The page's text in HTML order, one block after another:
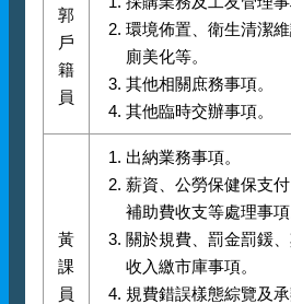
郭
戶
籍
員
環境佈置、衛生清潔
廁美化等。
其他相關庶務事項。
其他臨時交辦事項。
黃
課
員
出納業務事項。
薪資、公勞保健保支
補助費收支等處理事項
關於規費、罰金罰鍰
收入繳市庫事項。
規費錯誤樣態綜覽及